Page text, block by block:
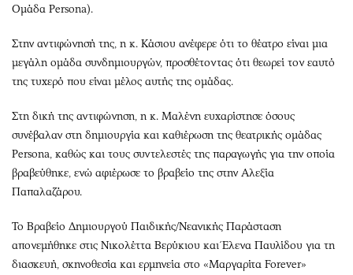
Ομάδα Persona).
Στην αντιφώνησή της, η κ. Κάσιου ανέφερε ότι το θέατρο είναι μια
μεγάλη ομάδα συνδημιουργών, προσθέτοντας ότι θεωρεί τον εαυτό
της τυχερό που είναι μέλος αυτής της ομάδας.
Στη δική της αντιφώνηση, η κ. Μαλένη ευχαρίστησε όσους
συνέβαλαν στη δημιουργία και καθιέρωση της θεατρικής ομάδας
Persona, καθώς και τους συντελεστές της παραγωγής για την οποία
βραβεύθηκε, ενώ αφιέρωσε το βραβείο της στην Αλεξία
Παπαλαζάρου.
Το Βραβείο Δημιουργού Παιδικής/Νεανικής Παράσταση
απονεμήθηκε στις Νικολέττα Βερύκιου και Έλενα Παυλίδου για τη
διασκευή, σκηνοθεσία και ερμηνεία στο «Μαργαρίτα Forever»